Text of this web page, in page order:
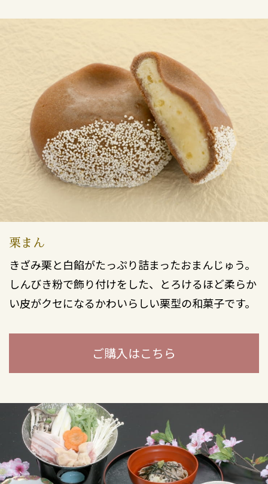
栗まん
きざみ栗と白餡がたっぷり詰まったおまんじゅう。
しんびき粉で飾り付けをした、とろけるほど柔らか
い皮がクセになるかわいらしい栗型の和菓子です。
ご購入はこちら